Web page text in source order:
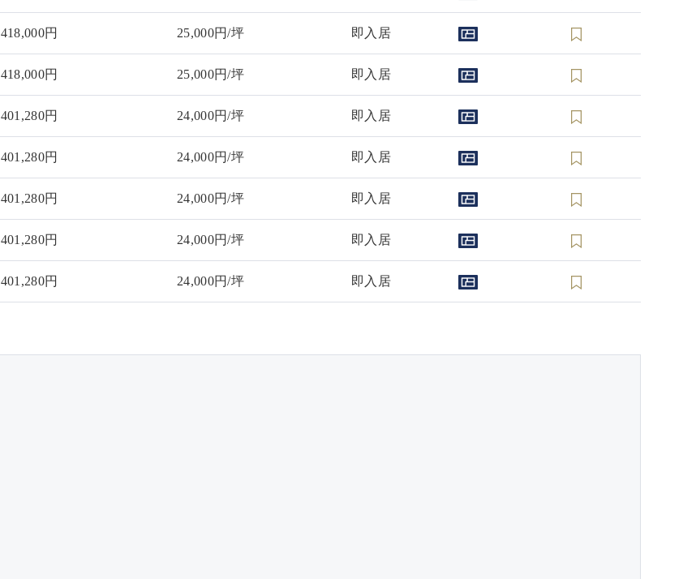
418,000円 25,000円/坪 即入居
418,000円 25,000円/坪 即入居
401,280円 24,000円/坪 即入居
401,280円 24,000円/坪 即入居
401,280円 24,000円/坪 即入居
401,280円 24,000円/坪 即入居
401,280円 24,000円/坪 即入居